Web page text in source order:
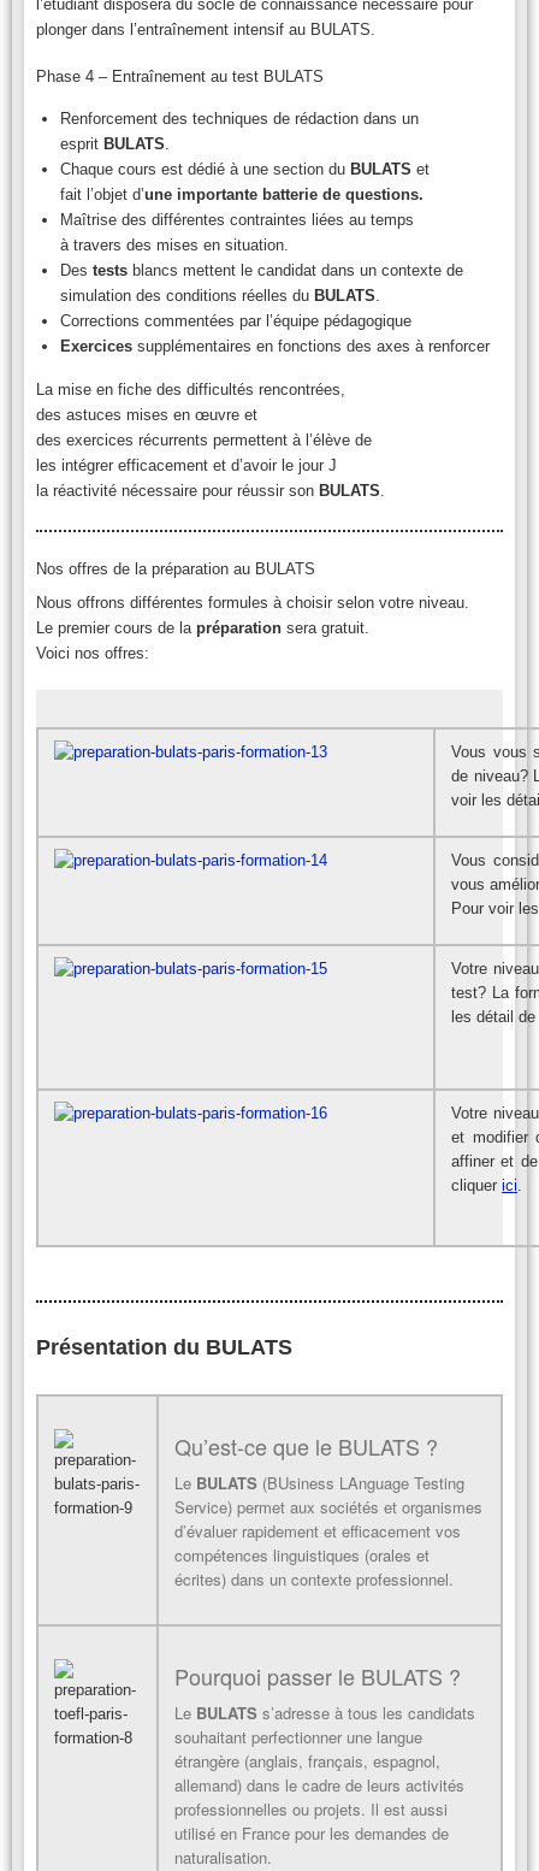
l’étudiant disposera du socle de connaissance nécessaire pour
plonger dans l’entraînement intensif au BULATS.
Phase 4 – Entraînement au test BULATS
Renforcement des techniques de rédaction dans un
esprit BULATS
Chaque cours est dédié à une section du BULATS et
fait l’objet d’une importante batterie de questions.
Maîtrise des différentes contraintes liées au temps
à travers des mises en situation.
Des tests blancs mettent le candidat dans un contexte de
simulation des conditions réelles du BULATS
Corrections commentées par l’équipe pédagogique
Exercices supplémentaires en fonctions des axes à renforcer
La mise en fiche des difficultés rencontrées,
des astuces mises en œuvre et
des exercices récurrents permettent à l’élève de
les intégrer efficacement et d’avoir le jour J
la réactivité nécessaire pour réussir son BULATS
Nos offres de la préparation au BULATS
Nous offrons différentes formules à choisir selon votre niveau.
​Le premier cours de la préparation sera gratuit.
​Voici nos offres:
Vous vous
de niveau?
voir les
Vous
vous
Pour voir
Votre
test? La
les détail
Votre
et modifier
affiner et
cliquer ici
Présentation du BULATS
Qu’est-ce que le BULATS ?
Le BULATS (BUsiness LAnguage Testing
Service) permet aux sociétés et organismes
d’évaluer rapidement et efficacement vos
compétences linguistiques (orales et
écrites) dans un contexte professionnel.
Pourquoi passer le BULATS ?
Le BULATS s’adresse à tous les candidats
souhaitant perfectionner une langue
étrangère (anglais, français, espagnol,
allemand) dans le cadre de leurs activités
professionnelles ou projets. Il est aussi
utilisé en France pour les demandes de
naturalisation.